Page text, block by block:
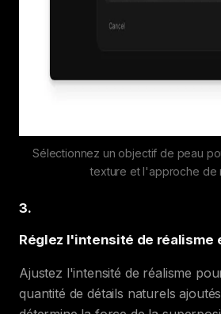
Sélectionnez un objectif de peau
texture et l'approche de
3.
Réglez l'intensité de réalisme
Ajustez l'intensité de réalisme
quantité de détails naturels